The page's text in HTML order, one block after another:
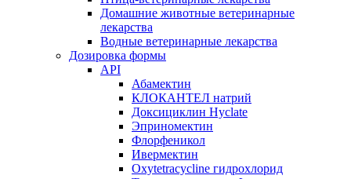
Домашние животные ветеринарные
лекарства
Водные ветеринарные лекарства
Дозировка формы
API
Абамектин
КЛОКАНТЕЛ натрий
Доксициклин Hyclate
Эприномектин
Флорфеникол
Ивермектин
Oxytetracycline гидрохлорид